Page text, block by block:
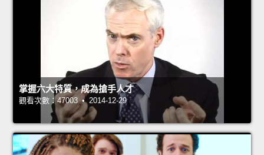
掌握六大特質，成為搶手人才
觀看次數：47003 • 2014-12-29